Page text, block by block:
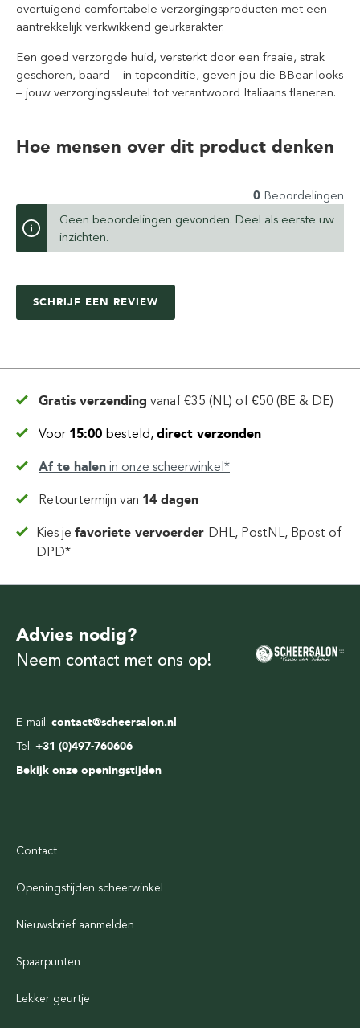
overtuigend comfortabele verzorgingsproducten met een
aantrekkelijk verkwikkend geurkarakter.
Een goed verzorgde huid, versterkt door een fraaie, strak
geschoren, baard – in topconditie, geven jou die BBear looks
– jouw verzorgingssleutel tot verantwoord Italiaans flaneren.
Hoe mensen over dit product denken
0 Beoordelingen
Geen beoordelingen gevonden. Deel als eerste uw
inzichten.
SCHRIJF EEN REVIEW
Gratis verzending vanaf €35 (NL) of €50 (BE & DE)
Voor 15:00 besteld, direct verzonden
Af te halen in onze scheerwinkel*
Retourtermijn van 14 dagen
Kies jefavoriete vervoerder DHL, PostNL, Bpost of
DPD*
E-mail: contact@scheersalon.nl
Tel: +31 (0)497-760606
Bekijk onze openingstijden
Advies nodig?
Neem contact met ons op!
Contact
Openingstijden scheerwinkel
Nieuwsbrief aanmelden
Spaarpunten
Lekker geurtje